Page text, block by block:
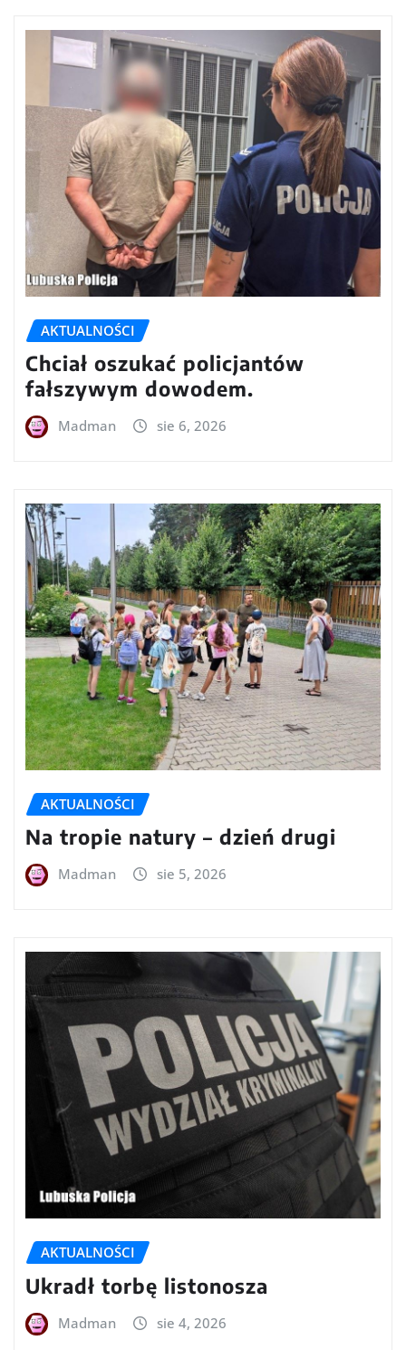
AKTUALNOŚCI
Chciał oszukać policjantów
fałszywym dowodem.
Madman sie 6, 2026
AKTUALNOŚCI
Na tropie natury – dzień drugi
Madman sie 5, 2026
AKTUALNOŚCI
Ukradł torbę listonosza
Madman sie 4, 2026